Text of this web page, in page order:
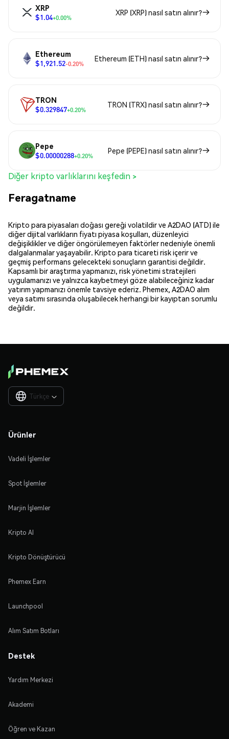
XRP
$1.04+0.00%
XRP (XRP) nasıl satın alınır?
Ethereum
$1,921.52-0.20%
Ethereum (ETH) nasıl satın alınır?
TRON
$0.329847+0.20%
TRON (TRX) nasıl satın alınır?
Pepe
$0.00000288+0.20%
Pepe (PEPE) nasıl satın alınır?
Diğer kripto varlıklarını keşfedin >
Feragatname
Kripto para piyasaları doğası gereği volatildir ve A2DAO (ATD) ile
diğer dijital varlıkların fiyatı piyasa koşulları, düzenleyici
değişiklikler ve diğer öngörülemeyen faktörler nedeniyle önemli
dalgalanmalar yaşayabilir. Kripto para ticareti risk içerir ve
geçmiş performans gelecekteki sonuçların garantisi değildir.
Kapsamlı bir araştırma yapmanızı, risk yönetimi stratejileri
uygulamanızı ve yalnızca kaybetmeyi göze alabileceğiniz kadar
yatırım yapmanızı önemle tavsiye ederiz. Phemex, A2DAO alım
veya satımı sırasında oluşabilecek herhangi bir kayıptan sorumlu
değildir.
Türkçe 
Ürünler
Vadeli İşlemler
Spot İşlemler
Marjin İşlemler
Kripto Al
Kripto Dönüştürücü
Phemex Earn
Launchpool
Alım Satım Botları
Destek
Yardım Merkezi
Akademi
Öğren ve Kazan